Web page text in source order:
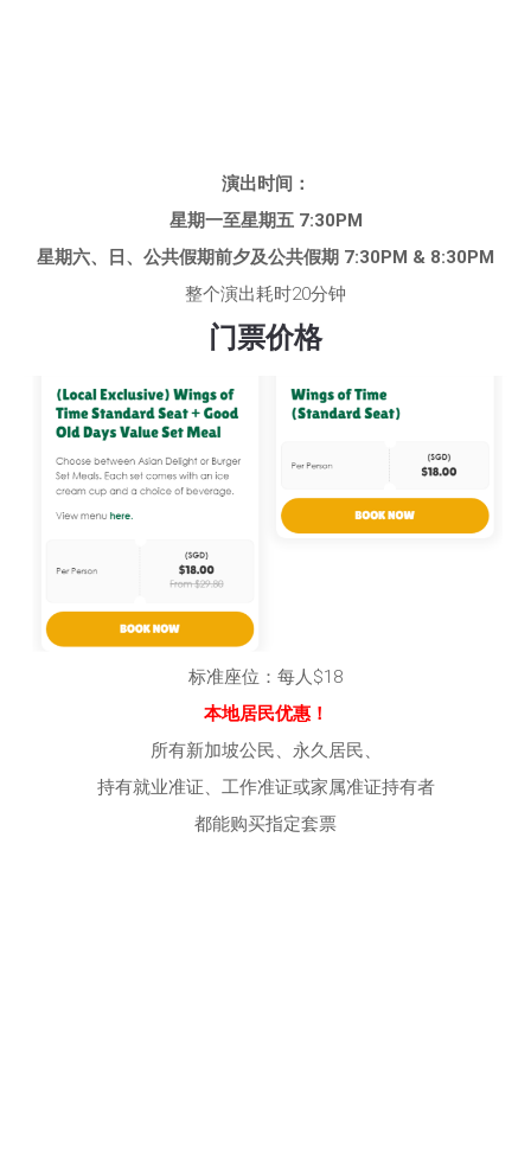
演出时间：
星期一至星期五 7:30PM
星期六、日、公共假期前夕及公共假期 7:30PM & 8:30PM
整个演出耗时20分钟
门票价格
标准座位：每人$18
本地居民优惠！
所有新加坡公民、永久居民、
持有就业准证、工作准证或家属准证持有者
都能购买指定套票